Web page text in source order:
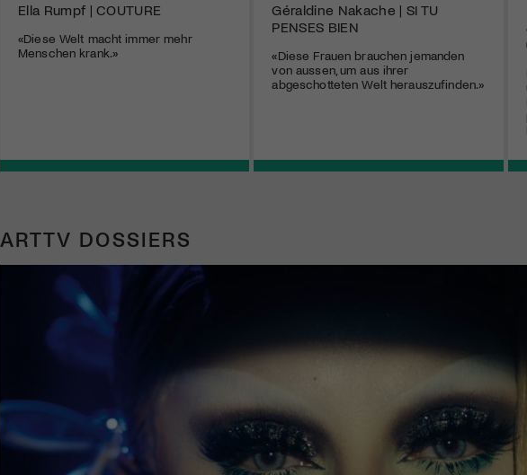
Ella Rumpf | COUTURE
«Diese Welt macht immer mehr
Menschen krank.»
Géraldine Nakache | SI TU
PENSES BIEN
«Diese Frauen brauchen jemanden
von aussen, um aus ihrer
abgeschotteten Welt herauszufinden.»
ARTTV DOSSIERS